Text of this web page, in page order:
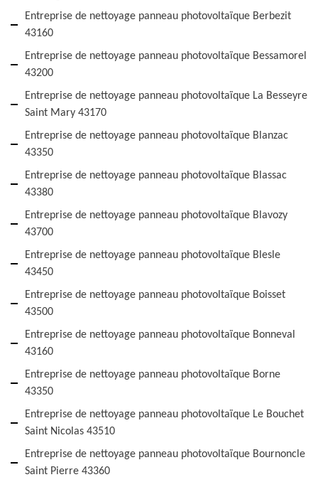
Entreprise de nettoyage panneau photovoltaïque Berbezit
43160
Entreprise de nettoyage panneau photovoltaïque Bessamorel
43200
Entreprise de nettoyage panneau photovoltaïque La Besseyre
Saint Mary 43170
Entreprise de nettoyage panneau photovoltaïque Blanzac
43350
Entreprise de nettoyage panneau photovoltaïque Blassac
43380
Entreprise de nettoyage panneau photovoltaïque Blavozy
43700
Entreprise de nettoyage panneau photovoltaïque Blesle
43450
Entreprise de nettoyage panneau photovoltaïque Boisset
43500
Entreprise de nettoyage panneau photovoltaïque Bonneval
43160
Entreprise de nettoyage panneau photovoltaïque Borne
43350
Entreprise de nettoyage panneau photovoltaïque Le Bouchet
Saint Nicolas 43510
Entreprise de nettoyage panneau photovoltaïque Bournoncle
Saint Pierre 43360